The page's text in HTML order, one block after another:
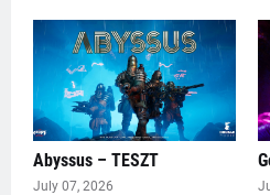
Abyssus – TESZT
July 07, 2026